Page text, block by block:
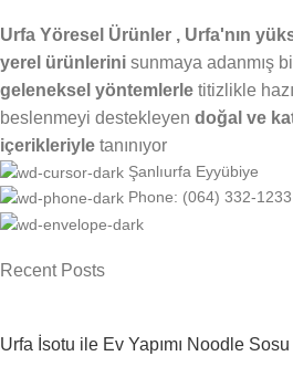
Urfa Yöresel Ürünler , Urfa'nın
yerel ürünlerini sunmaya adanmış
geleneksel yöntemlerle titizlikle
beslenmeyi destekleyen doğal ve
içerikleriyle tanınıyor
Şanlıurfa Eyyübiye
Phone: (064) 332-1233
Recent Posts
Urfa İsotu ile Ev Yapımı Noodle Sosu